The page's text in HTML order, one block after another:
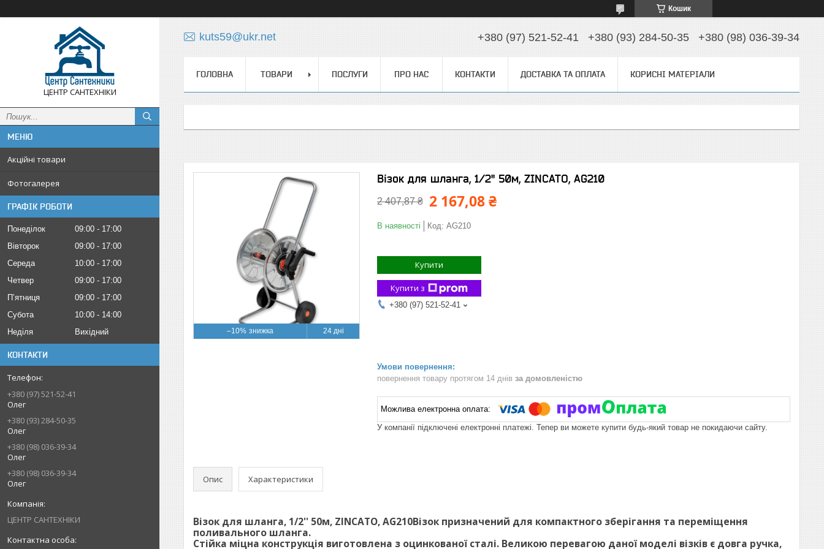
Кошик
ЦЕНТР САНТЕХНІКИ
Акційні товари
Фотогалерея
ГРАФІК РОБОТИ
Понеділок 09:00
17:00
Вівторок
09:00
17:00
Середа
10:00
17:00
Четвер
09:00
17:00
Пʼятниця
09:00
17:00
Субота
10:00
14:00
Неділя
Вихідний
КОНТАКТИ
+380 (97) 521-52-41
Олег
+380 (93) 284-50-35
Олег
+380 (98) 036-39-34
Олег
+380 (98) 036-39-34
Олег
ЦЕНТР САНТЕХНІКИ
kuts59@ukr.net +380 (97) 521-52-41 +380 (93) 284-50-35 +380 (98) 036-39-34
ГОЛОВНА ТОВАРИ ПОСЛУГИ ПРО НАС КОНТАКТИ ДОСТАВКА ТА ОПЛАТА КОРИСНІ МАТЕРІАЛИ
–10% 24 дні
Візок для шланга, 1/2'' 50м, ZINCATO, AG210
2 407,87 ₴ 2 167,08 ₴
В наявності Код: AG210
Купити
Купити з
+380 (97) 521-52-41
повернення товару протягом 14 днів за домовленістю
У компанії підключені електронні платежі. Тепер ви можете купити будь-який товар не покидаючи сайту.
Опис Характеристики
Візок для шланга, 1/2'' 50м, ZINCATO, AG210Візок призначений для компактного зберігання та переміщення
поливального шланга.
Стійка міцна конструкція виготовлена з оцинкованої сталі. Великою перевагою даної моделі візків є довга ручка,